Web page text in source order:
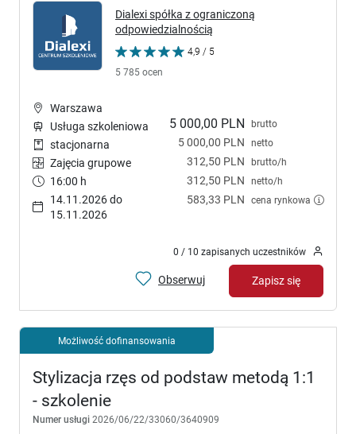
Dialexi spółka z ograniczoną
odpowiedzialnością
4,9 / 5
5 785 ocen
5 000,00 PLN brutto
5 000,00 PLN netto
312,50 PLN brutto/h
312,50 PLN netto/h
583,33 PLN cena rynkowa
Warszawa
Usługa szkoleniowa
stacjonarna
Zajęcia grupowe
16:00 h
14.11.2026 do
15.11.2026
0 / 10 zapisanych uczestników
Obserwuj Zapisz się
Możliwość dofinansowania
Stylizacja rzęs od podstaw metodą 1:1
- szkolenie
Numer usługi 2026/06/22/33060/3640909